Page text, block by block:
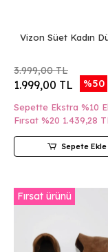
Vizon Süet Kadın
3.999,00 TL
1.999,00 TL %50
Sepette Ekstra %10
Fırsat %20 1.439,28
Sepete Ekle
Fırsat ürünü